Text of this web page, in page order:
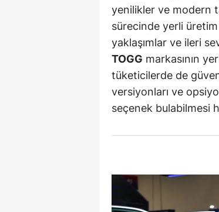
yenilikler ve modern
sürecinde yerli
yaklaşımlar ve ileri
TOGG markasının
tüketicilerde de
versiyonları ve
seçenek bulabilmesi